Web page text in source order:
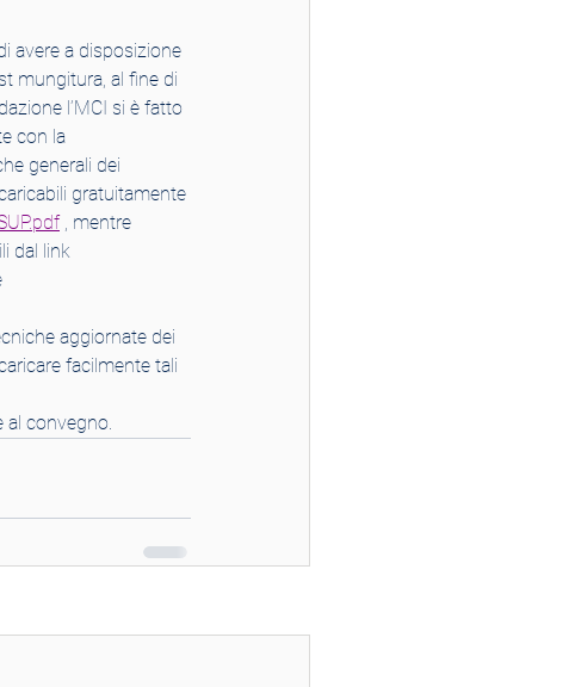
avere a disposizione
mungitura, al fine di
l’MCI si è fatto
con la
generali dei
gratuitamente
, mentre
dal link
aggiornate dei
facilmente tali
al convegno.